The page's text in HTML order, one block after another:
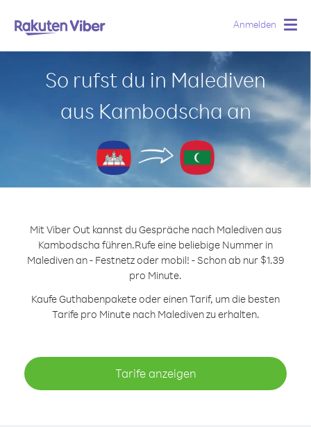
Anmelden
So rufst du in Malediven
aus Kambodscha an
Mit Viber Out kannst du Gespräche nach Malediven aus
Kambodscha führen.Rufe eine beliebige Nummer in
Malediven an - Festnetz oder mobil! - Schon ab nur $1.39
pro Minute.
Kaufe Guthabenpakete oder einen Tarif, um die besten
Tarife pro Minute nach Malediven zu erhalten.
Tarife anzeigen